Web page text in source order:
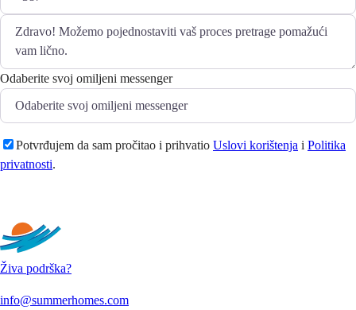
Odaberite svoj omiljeni messenger
Potvrđujem da sam pročitao i prihvatio Uslovi korištenja i Politika
privatnosti.
Živa podrška?
info@summerhomes.com